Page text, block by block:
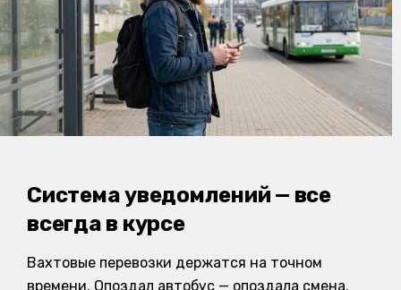
Система уведомлений — все
всегда в курсе
Вахтовые перевозки держатся на точном
времени. Опоздал автобус — опоздала смена.